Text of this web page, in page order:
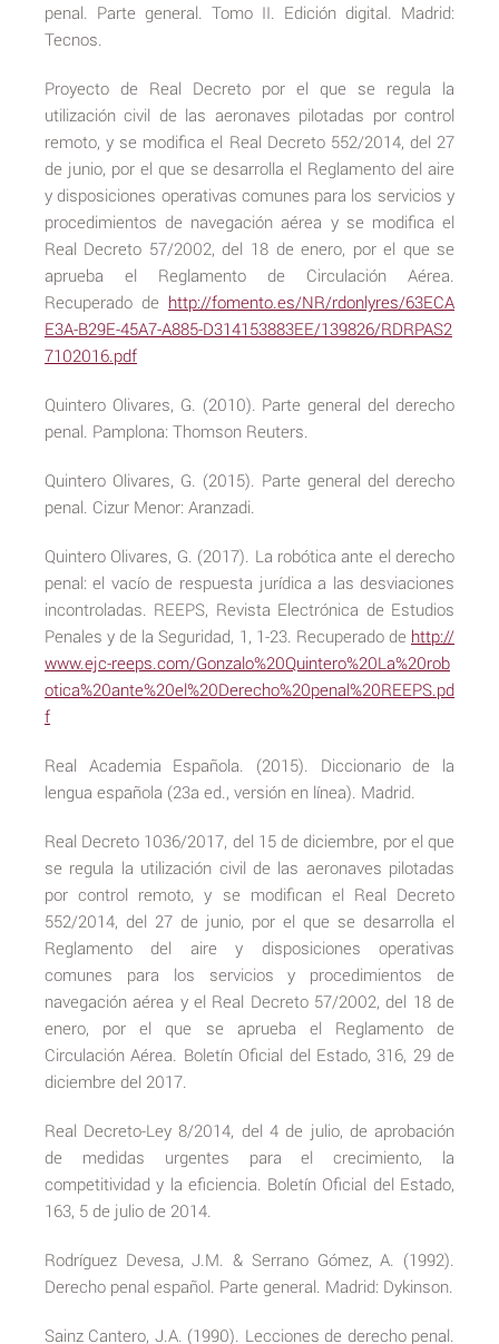
penal. Parte general. Tomo II. Edición digital. Madrid:
Tecnos.
Proyecto de Real Decreto por el que se regula la
utilización civil de las aeronaves pilotadas por control
remoto, y se modifica el Real Decreto 552/2014, del 27
de junio, por el que se desarrolla el Reglamento del aire
y disposiciones operativas comunes para los servicios y
procedimientos de navegación aérea y se modifica el
Real Decreto 57/2002, del 18 de enero, por el que se
aprueba el Reglamento de Circulación Aérea.
Recuperado de http://fomento.es/NR/rdonlyres/63ECA
E3A-B29E-45A7-A885-D314153883EE/139826/RDRPAS2
7102016.pdf
Quintero Olivares, G. (2010). Parte general del derecho
penal. Pamplona: Thomson Reuters.
Quintero Olivares, G. (2015). Parte general del derecho
penal. Cizur Menor: Aranzadi.
Quintero Olivares, G. (2017). La robótica ante el derecho
penal: el vacío de respuesta jurídica a las desviaciones
incontroladas. REEPS, Revista Electrónica de Estudios
Penales y de la Seguridad, 1, 1-23. Recuperado de http://
www.ejc-reeps.com/Gonzalo%20Quintero%20La%20rob
otica%20ante%20el%20Derecho%20penal%20REEPS.pd
f
Real Academia Española. (2015). Diccionario de la
lengua española (23a ed., versión en línea). Madrid.
Real Decreto 1036/2017, del 15 de diciembre, por el que
se regula la utilización civil de las aeronaves pilotadas
por control remoto, y se modifican el Real Decreto
552/2014, del 27 de junio, por el que se desarrolla el
Reglamento del aire y disposiciones operativas
comunes para los servicios y procedimientos de
navegación aérea y el Real Decreto 57/2002, del 18 de
enero, por el que se aprueba el Reglamento de
Circulación Aérea. Boletín Oficial del Estado, 316, 29 de
diciembre del 2017.
Real Decreto-Ley 8/2014, del 4 de julio, de aprobación
de medidas urgentes para el crecimiento, la
competitividad y la eficiencia. Boletín Oficial del Estado,
163, 5 de julio de 2014.
Rodríguez Devesa, J.M. & Serrano Gómez, A. (1992).
Derecho penal español. Parte general. Madrid: Dykinson.
Sainz Cantero, J.A. (1990). Lecciones de derecho penal.